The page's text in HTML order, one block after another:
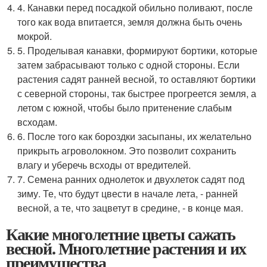
4. Канавки перед посадкой обильно поливают, после
того как вода впитается, земля должна быть очень
мокрой.
5. Проделывая канавки, формируют бортики, которые
затем забрасывают только с одной стороны. Если
растения садят ранней весной, то оставляют бортики
с северной стороны, так быстрее прогреется земля, а
летом с южной, чтобы было притенение слабым
всходам.
6. После того как бороздки засыпаны, их желательно
прикрыть агроволокном. Это позволит сохранить
влагу и уберечь всходы от вредителей.
7. Семена ранних однолеток и двухлеток садят под
зиму. Те, что будут цвести в начале лета, - ранней
весной, а те, что зацветут в средине, - в конце мая.
Какие многолетние цветы сажать
весной. Многолетние растения и их